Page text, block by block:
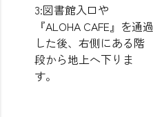
3:図書館入口や
『ALOHA CAFE』を通過
した後、右側にある階
段から地上へ下りま
す。